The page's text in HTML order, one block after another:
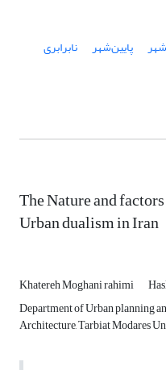
شهر پایین‌شهر نابرابری
The Nature and
Urban dualism in Iran
Khatereh Moghani rahimi
Department of Urban planning
Architecture, Tarbiat Modares